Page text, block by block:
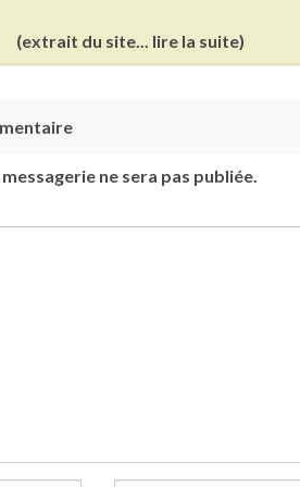
(extrait du site... lire la suite)
ne sera pas publiée.